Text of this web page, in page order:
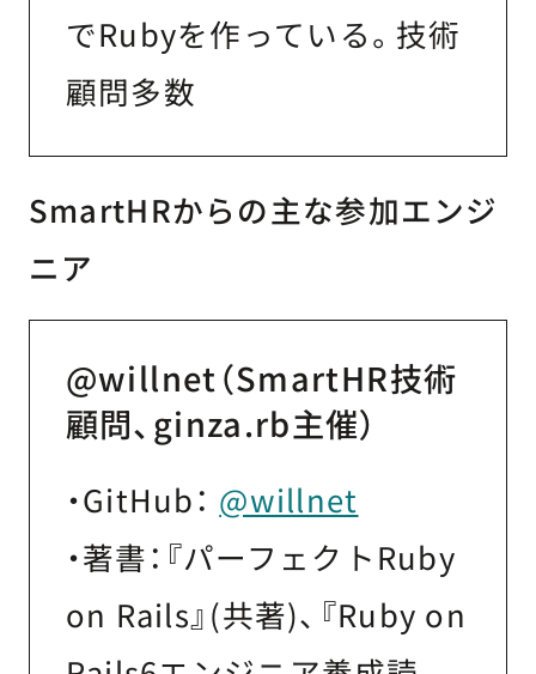
でRubyを作っている。技術
顧問多数
SmartHRからの主な参加エンジ
ニア
@willnet（SmartHR技術
顧問、ginza.rb主催）
・GitHub： @willnet
・著書：『パーフェクトRuby
on Rails』(共著)、『Ruby on